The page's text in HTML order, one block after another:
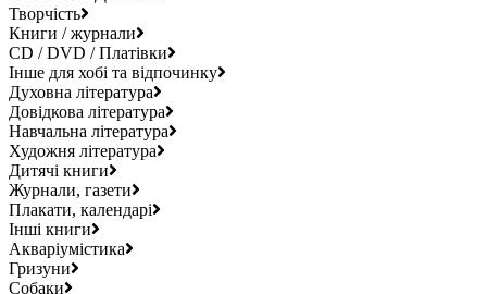
Творчість
Книги / журнали
CD / DVD / Платівки
Інше для хобі та відпочинку
Духовна література
Довідкова література
Навчальна література
Художня література
Дитячі книги
Журнали, газети
Плакати, календарі
Інші книги
Акваріумістика
Гризуни
Собаки